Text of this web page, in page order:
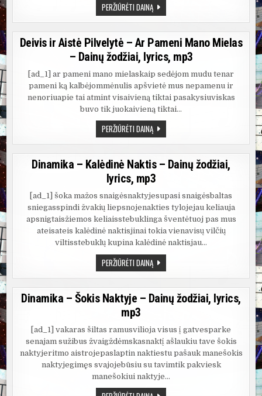
PERŽIŪRĖTI DAINĄDRĖMA
FEAT.
MAMONTOVAS
–
O
JEIGU
–
DAINŲ
LYRICS,
MP3
Deivis ir Aistė Pilvelytė – Ar Pameni Mano Mielas
– Dainų žodžiai, lyrics, mp3
[ad_1] ar pameni mano mielaskaip sedėjom mudu tenar
pameni ką kalbėjommėnulis apšvietė mus nepamenu ir
nenoriuapie tai atmint visaivieną tiktai pasakysiuviskas
buvo tik juokaivieną tiktai…
PERŽIŪRĖTI DAINĄDEIVIS
IR
AISTĖ
PILVELYTĖ
AR
PAMENI
MANO
–
DAINŲ
ŽODŽIAI,
LYRICS,
MP3
Dinamika – Kalėdinė Naktis – Dainų žodžiai,
lyrics, mp3
[ad_1] šoka mažos snaigėsnaktyjesupasi snaigėsbaltas
sniegasspindi žvakių liepsnojenakties tylojejau keliauja
apsnigtaisžiemos keliaisstebuklinga šventėtuoj pas mus
ateisateis kalėdinė naktisjinai tokia vienavisų vilčių
viltisstebuklų kupina kalėdinė naktisjau…
PERŽIŪRĖTI DAINĄDINAMIKA
–
KALĖDINĖ
–
DAINŲ
ŽODŽIAI,
Dinamika – Šokis Naktyje – Dainų žodžiai, lyrics,
mp3
[ad_1] vakaras šiltas ramusvilioja visus į gatvesparke
senajam sužibus žvaigždėmskasnaktį ašlaukiu tave šokis
naktyjeritmo aistrojepaslaptin naktiestu pašauk manešokis
naktyjegimęs svajojebūsiu su tavimtik pakviesk
manešokiui naktyje…